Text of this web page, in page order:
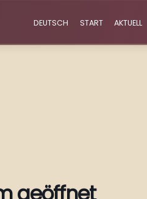
DEUTSCH START AKTUELL